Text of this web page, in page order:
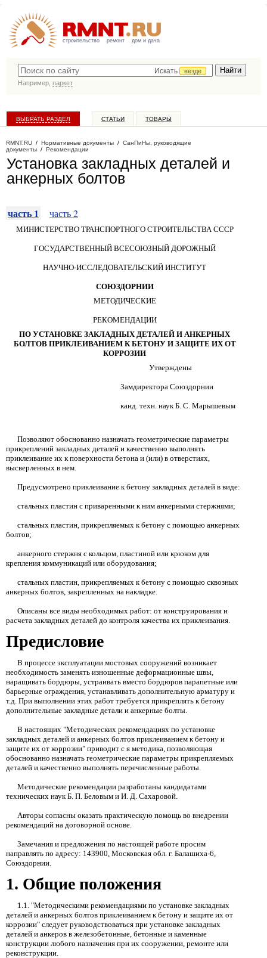
строительство ремонт дом и дача
Искать
везде
Например, паркет
ВЫБРАТЬ РАЗДЕЛ СТАТЬИ ТОВАРЫ
RMNT.RU / Нормативные документы / СанПиНы, руководящие
документы / Рекомендации
Установка закладных деталей и
анкерных болтов
часть 1 часть 2
МИНИСТЕРСТВО ТРАНСПОРТНОГО СТРОИТЕЛЬСТВА СССР
ГОСУДАРСТВЕННЫЙ ВСЕСОЮЗНЫЙ ДОРОЖНЫЙ
НАУЧНО-ИССЛЕДОВАТЕЛЬСКИЙ ИНСТИТУТ
СОЮЗДОРНИИ
МЕТОДИЧЕСКИЕ
РЕКОМЕНДАЦИИ
ПО УСТАНОВКЕ ЗАКЛАДНЫХ ДЕТАЛЕЙ И АНКЕРНЫХ
БОЛТОВ ПРИКЛЕИВАНИЕМ К БЕТОНУ И ЗАЩИТЕ ИХ ОТ
КОРРОЗИИ
Утверждены
Замдиректора Союздорнии
канд. техн. наук Б. С. Марышевым
Позволяют обоснованно назначать геометрические параметры
прикреплений закладных деталей и качественно выполнять
приклеивание их к поверхности бетона и (или) в отверстиях,
высверленных в нем.
Предусмотрено приклеивание к бетону закладных деталей в виде:
стальных пластин с приваренными к ним анкерными стержнями;
стальных пластин, прикрепляемых к бетону с помощью анкерных
болтов;
анкерного стержня с кольцом, пластиной или крюком для
крепления коммуникаций или оборудования;
стальных пластин, прикрепляемых к бетону с помощью сквозных
анкерных болтов, закрепленных на накладке.
Описаны все виды необходимых работ: от конструирования и
расчета закладных деталей до контроля качества их приклеивания.
Предисловие
В процессе эксплуатации мостовых сооружений возникает
необходимость заменять изношенные деформационные швы,
наращивать бордюры, устраивать вместо бордюров парапетные или
барьерные ограждения, устанавливать дополнительную арматуру и
т.д. При выполнении этих работ требуется прикреплять к бетону
дополнительные закладные детали и анкерные болты.
В настоящих "Методических рекомендациях по установке
закладных деталей и анкерных болтов приклеиванием к бетону и
защите их от коррозии" приводит с я методика, позволяющая
обоснованно назначать геометрические параметры прикрепляемых
деталей и качественно выполнять перечисленные работы.
Методические рекомендации разработаны кандидатами
технических наук Б. П. Беловым и И. Д. Сахаровой.
Авторы согласны оказать практическую помощь во внедрении
рекомендаций на договорной основе.
Замечания и предложения по настоящей работе просим
направлять по адресу: 143900, Московская обл. г. Балашиха-6,
Союздорнии.
1. Общие положения
1.1. "Методическими рекомендациями по установке закладных
деталей и анкерных болтов приклеиванием к бетону и защите их от
коррозии" следует руководствоваться при установке закладных
деталей и анкеров в железобетонные, бетонные и каменные
конструкции любого назначения при их сооружении, ремонте или
реконструкции.